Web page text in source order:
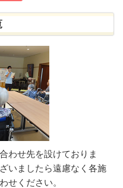
わせ先を設けておりま
いましたら遠慮なく各施
せください。